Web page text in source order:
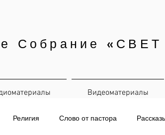
Собрание
Видеоматериалы
Религия Слово от пастора